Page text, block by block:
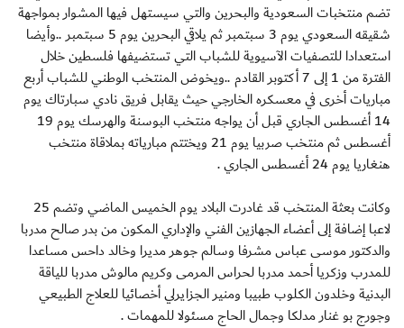
تضم منتخبات السعودية والبحرين والتي سيستهل فيها المشوار بمواجهة
شقيقه السعودي يوم 3 سبتمبر ثم يلاقي البحرين يوم 5 سبتمبر ..وأيضا
استعدادا للتصفيات الآسيوية للشباب التي تستضيفها فلسطين خلال
الفترة من 1 إلى 7 أكتوبر القادم ..ويخوض المنتخب الوطني للشباب أربع
مباريات أخرى في معسكره الخارجي حيث يقابل فريق نادي سبارتاك يوم
14 أغسطس الجاري قبل أن يواجه منتخب البوسنة والهرسك يوم 19
أغسطس ثم منتخب صربيا يوم 21 ويختتم مبارياته بملاقاة منتخب
هنغاريا يوم 24 أغسطس الجاري .
وكانت بعثة المنتخب قد غادرت البلاد يوم الخميس الماضي وتضم 25
لاعبا إضافة إلى أعضاء الجهازين الفني والإداري المكون من بدر صالح مدربا
والدكتور موسى عباس مشرفا وسالم جوهر مديرا وخالد داحس مساعدا
للمدرب وزكريا أحمد مدربا لحراس المرمى وكريم مالوش مدربا للياقة
البدنية وخلدون الكلوب طبيبا ومنير الجزايرلي أخصائيا للعلاج الطبيعي
وجورج بو غنار مدلكا وجمال الحاج مسئولا للمهمات .